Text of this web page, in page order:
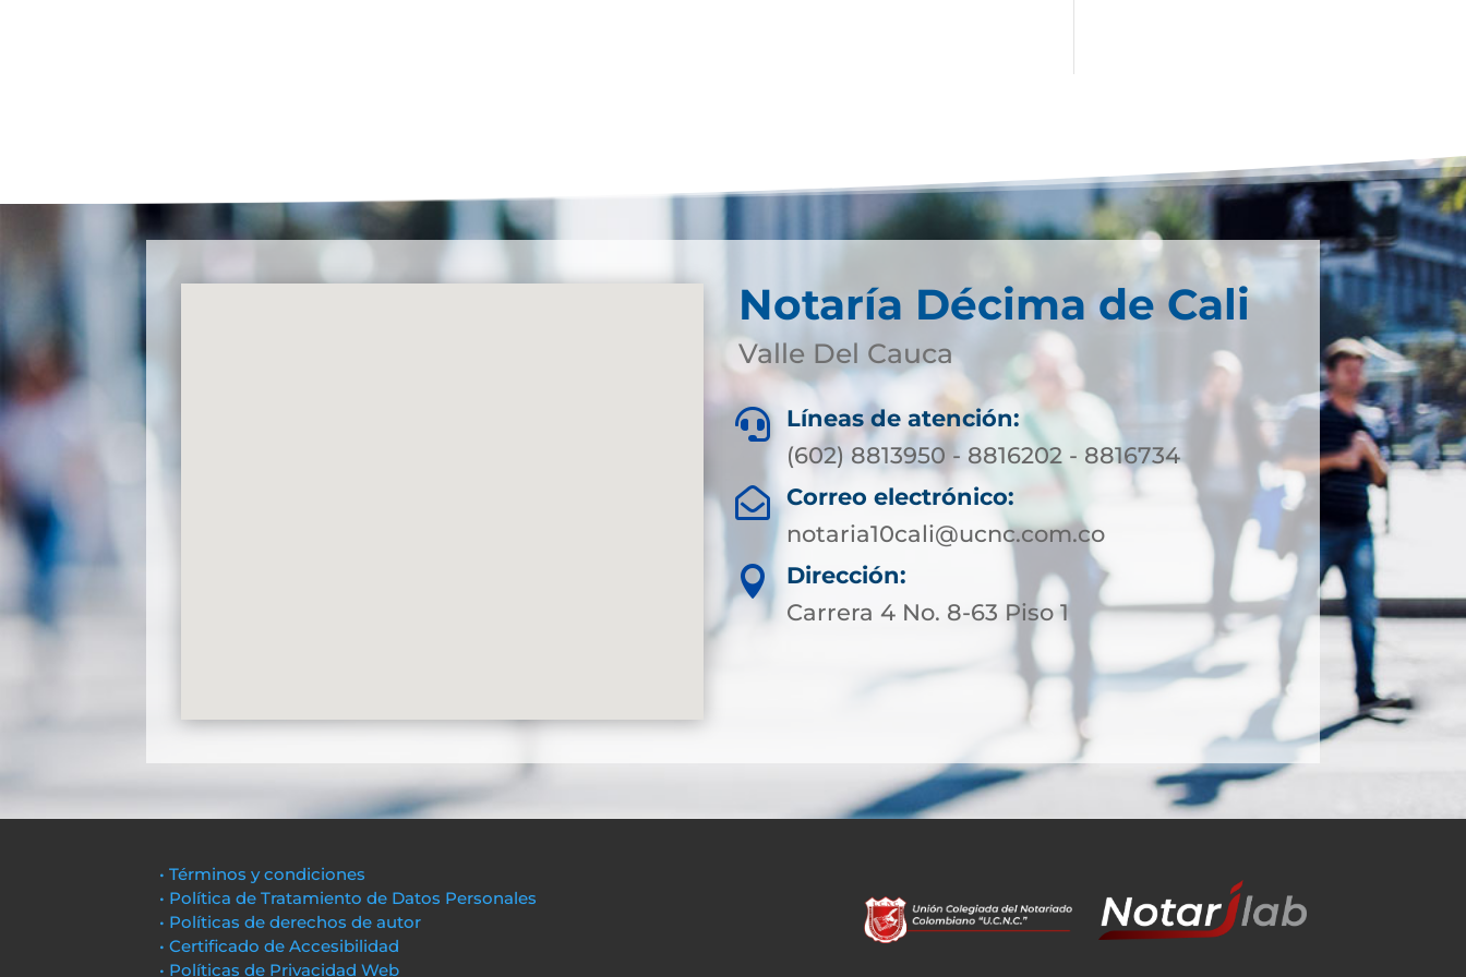
Notaría Décima de Cali
Valle Del Cauca

Líneas de atención:
(602) 8813950 - 8816202 - 8816734
 Correo electrónico:
notaria10cali@ucnc.com.co

Dirección:
Carrera 4 No. 8-63 Piso 1
• Términos y condiciones
• Política de Tratamiento de Datos Personales
• Políticas de derechos de autor
• Certificado de Accesibilidad
• Políticas de Privacidad Web